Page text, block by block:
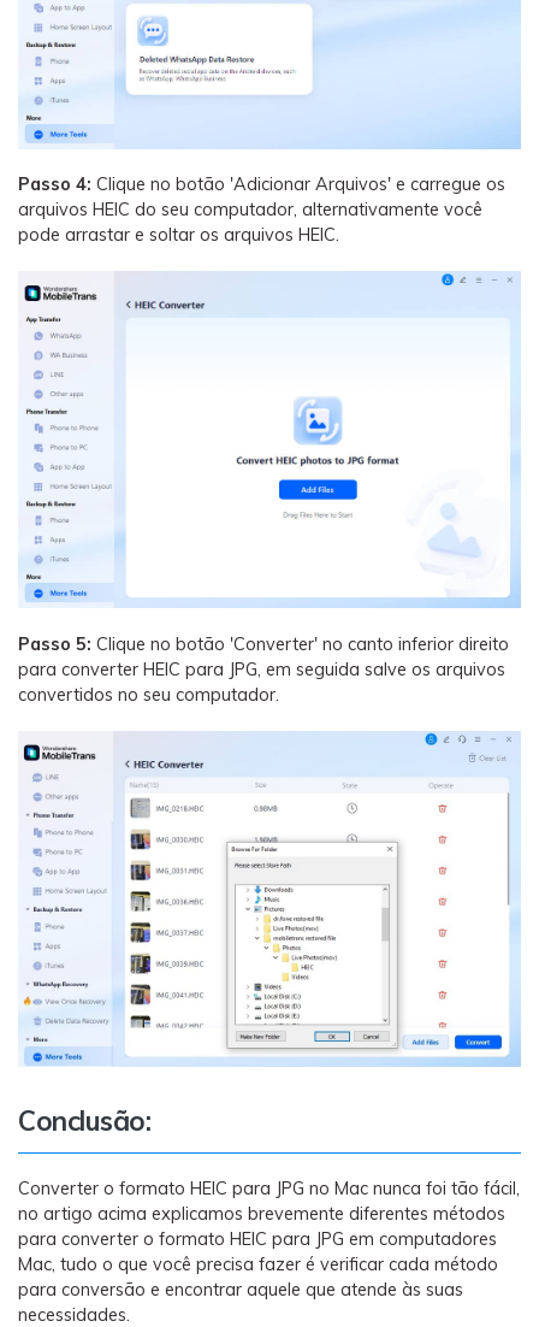
Passo 4: Clique no botão 'Adicionar Arquivos' e carregue os
arquivos HEIC do seu computador, alternativamente você
pode arrastar e soltar os arquivos HEIC.
Passo 5: Clique no botão 'Converter' no canto inferior direito
para converter HEIC para JPG, em seguida salve os arquivos
convertidos no seu computador.
Conclusão:
Converter o formato HEIC para JPG no Mac nunca foi tão fácil,
no artigo acima explicamos brevemente diferentes métodos
para converter o formato HEIC para JPG em computadores
Mac, tudo o que você precisa fazer é verificar cada método
para conversão e encontrar aquele que atende às suas
necessidades.